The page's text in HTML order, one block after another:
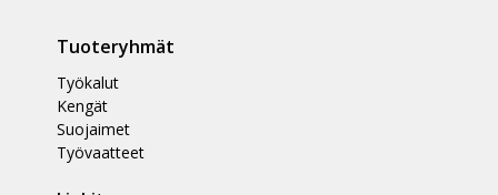
Tuoteryhmät
Työkalut
Kengät
Suojaimet
Työvaatteet